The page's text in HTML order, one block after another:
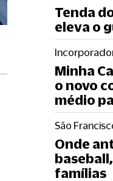
Tenda
eleva o
Minha
o novo
médio
São
Onde
famílias